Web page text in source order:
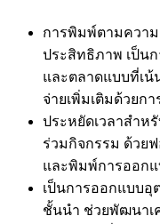
การพิมพ์ตามความ
ประสิทธิภาพ เป็น
และตลาดแบบที่เ
จ่ายเพิ่มเติมด้วยก
ประหยัดเวลาสำห
ร่วมกิจกรรม ด้วย
และพิมพ์การออกแ
เป็นการออกแบบ
ชั้นนำ ช่วยพัฒนาเ